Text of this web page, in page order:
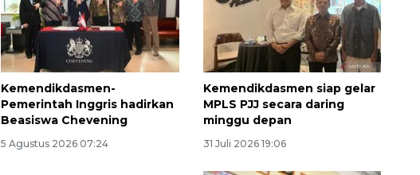
Kemendikdasmen-
Pemerintah Inggris hadirkan
Beasiswa Chevening
5 Agustus 2026 07:24
Kemendikdasmen siap gelar
MPLS PJJ secara daring
minggu depan
31 Juli 2026 19:06